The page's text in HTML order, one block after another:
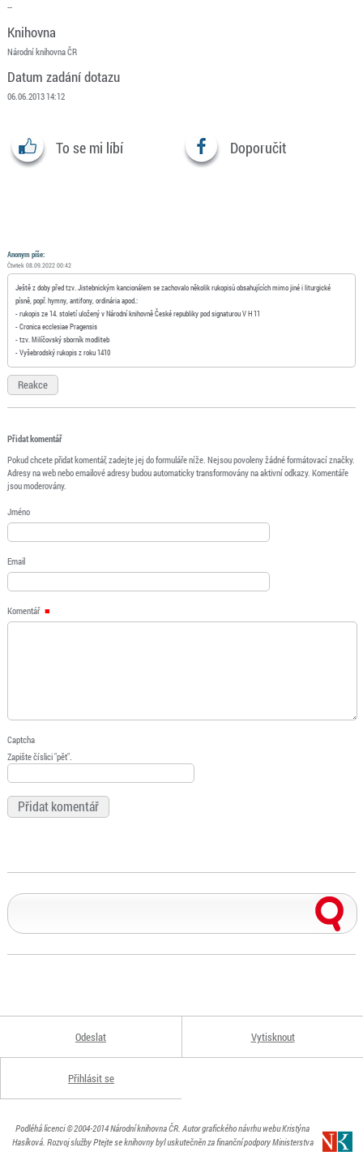
--
Knihovna
Národní knihovna ČR
Datum zadání dotazu
06.06.2013 14:12
To se mi líbí Doporučit
Anonympíše:
Čtvrtek 08.09.2022 00:42
Ještě z doby před tzv. Jistebnickým kancionálem se zachovalo několik rukopisů obsahujících mimo jiné i liturgické
písně, popř. hymny, antifony, ordinária apod.:
- rukopis ze 14. století uložený v Národní knihovně České republiky pod signaturou V H 11
- Cronica ecclesiae Pragensis
- tzv. Milíčovský sborník modliteb
- Vyšebrodský rukopis z roku 1410
Reakce
Přidat komentář
Pokud chcete přidat komentář, zadejte jej do formuláře níže. Nejsou povoleny žádné formátovací značky.
Adresy na web nebo emailové adresy budou automaticky transformovány na aktivní odkazy. Komentáře
jsou moderovány.
Jméno
Email
Komentář
Captcha
Zapište číslici "pět".
Odeslat Vytisknout
Přihlásit se
Podléhá licenci© 2004-2014Národní knihovna ČR . Autor grafického návrhu webu Kristýna
Hasíková. Rozvoj služby Ptejte se knihovny byl uskutečněn za finanční podpory Ministerstva